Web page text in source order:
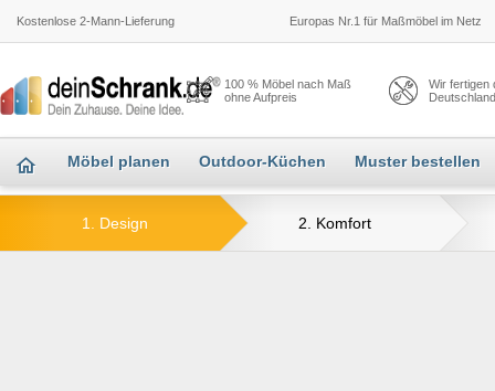
Kostenlose 2-Mann-Lieferung Europas Nr.1 für Maßmöbel im Netz
100 % Möbel nach Maß
ohne Aufpreis
Wir fertigen
Möbel planen Outdoor-Küchen Muster bestellen
2. Komfort
1. Design